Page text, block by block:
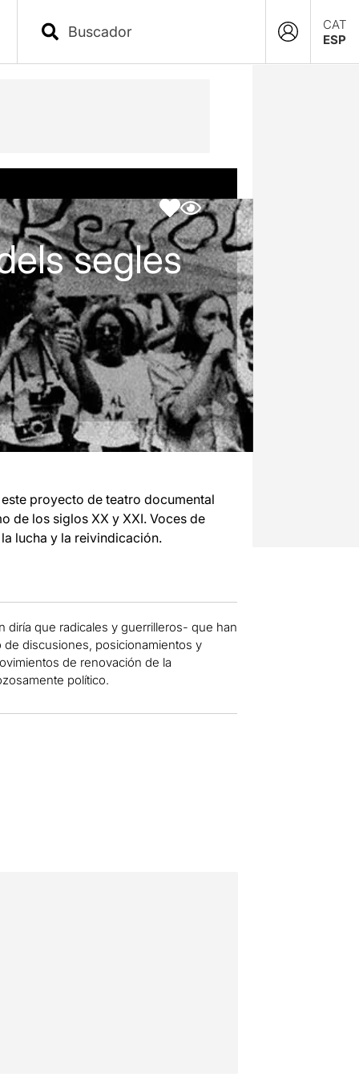
CAT
ESP
segles
proyecto de teatro documental
de los siglos XX y XXI. Voces de
lucha y la reivindicación.
diría que radicales y guerrilleros- que han
discusiones, posicionamientos y
de renovación de la
político.